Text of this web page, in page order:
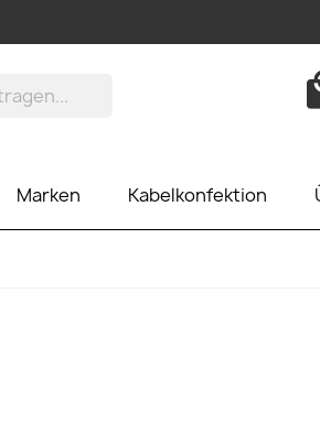
Marken Kabelkonfektion